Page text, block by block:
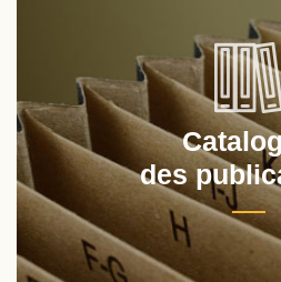
des